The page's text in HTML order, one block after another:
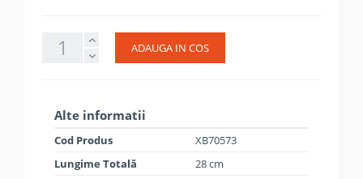
ADAUGA IN COS
Alte informatii
Cod Produs
XB70573
Lungime Totală
28 cm